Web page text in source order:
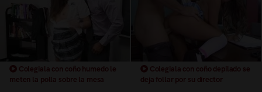
Colegiala con coño humedo le
meten la polla sobre la mesa
Colegiala con coño depilado se
deja follar por su director